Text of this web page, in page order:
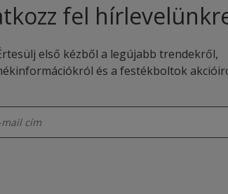
fel
első kézből a legújabb trendekről,
és a festékboltok